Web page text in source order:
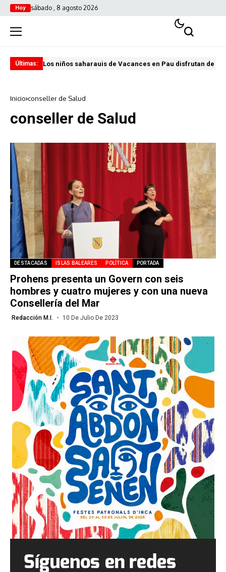
Hoy sábado , 8 agosto 2026
Últimas: Los niños saharauis de Vacances en Pau disfrutan de
Inicio conseller de Salud
conseller de Salud
DESTACADAS ISLAS BALEARES POLÍTICA PORTADA
Prohens presenta un Govern con seis
hombres y cuatro mujeres y con una nueva
Consellería del Mar
Redacción M.I. 10 De Julio De 2023